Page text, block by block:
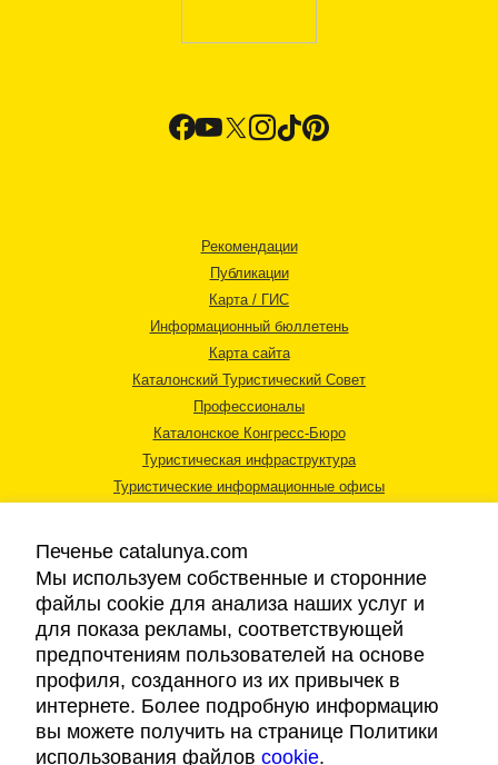
Рекомендации
Публикации
Карта / ГИС
Информационный бюллетень
Карта сайта
Каталонский Туристический Совет
Профессионалы
Каталонское Конгресс-Бюро
Туристическая инфраструктура
Туристические информационные офисы
Правовая информация
Cookies
Доступность
Печенье catalunya.com
Мы используем собственные и сторонние
файлы cookie для анализа наших услуг и
для показа рекламы, соответствующей
предпочтениям пользователей на основе
профиля, созданного из их привычек в
интернете. Более подробную информацию
вы можете получить на странице Политики
использования файлов cookie.